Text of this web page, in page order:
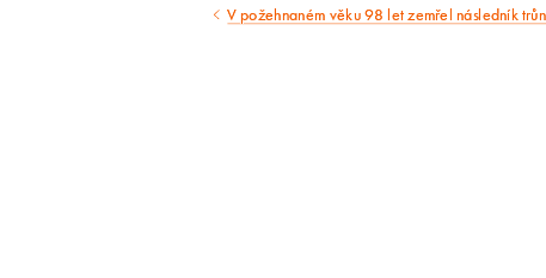
Předcházející
V požehnaném věku 98 let zemřel následník